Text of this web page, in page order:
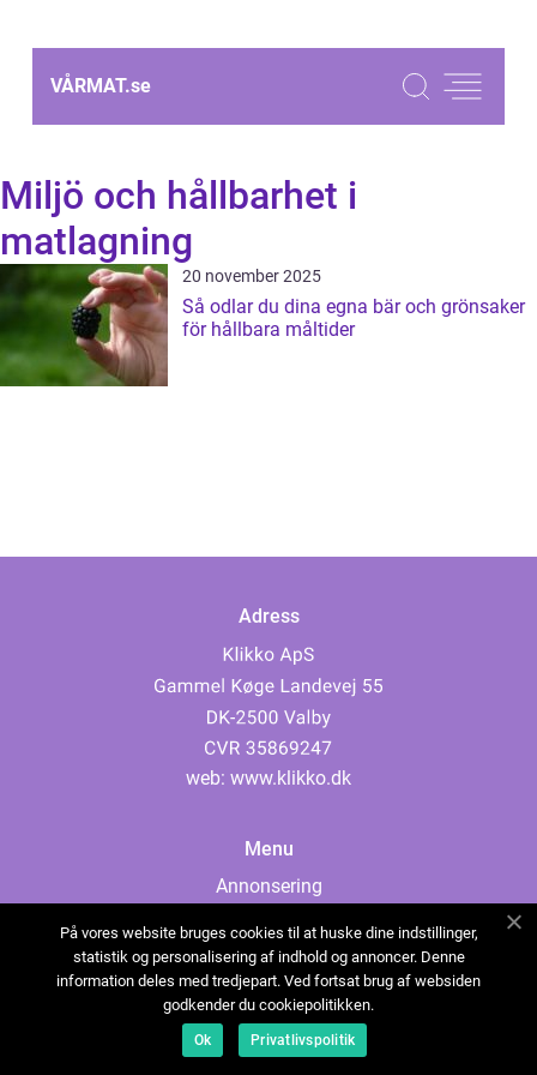
VÅRMAT.se
Miljö och hållbarhet i
matlagning
20 november 2025
Så odlar du dina egna bär och grönsaker
för hållbara måltider
Adress
web: www.klikko.dk
Menu
Annonsering
Cookies
Kontakta oss
Sitemap
På vores website bruges cookies til at huske dine indstillinger,
statistik og personalisering af indhold og annoncer. Denne
information deles med tredjepart. Ved fortsat brug af websiden
godkender du cookiepolitikken.
Ok Privatlivspolitik